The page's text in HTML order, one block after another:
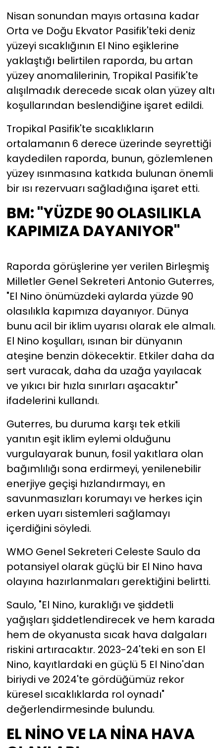
Nisan sonundan mayıs ortasına kadar
Orta ve Doğu Ekvator Pasifik'teki deniz
yüzeyi sıcaklığının El Nino eşiklerine
yaklaştığı belirtilen raporda, bu artan
yüzey anomalilerinin, Tropikal Pasifik'te
alışılmadık derecede sıcak olan yüzey altı
koşullarından beslendiğine işaret edildi.
Tropikal Pasifik'te sıcaklıkların
ortalamanın 6 derece üzerinde seyrettiği
kaydedilen raporda, bunun, gözlemlenen
yüzey ısınmasına katkıda bulunan önemli
bir ısı rezervuarı sağladığına işaret etti.
BM: "YÜZDE 90 OLASILIKLA
KAPIMIZA DAYANIYOR"
Raporda görüşlerine yer verilen Birleşmiş
Milletler Genel Sekreteri Antonio Guterres,
"El Nino önümüzdeki aylarda yüzde 90
olasılıkla kapımıza dayanıyor. Dünya
bunu acil bir iklim uyarısı olarak ele almalı.
El Nino koşulları, ısınan bir dünyanın
ateşine benzin dökecektir. Etkiler daha da
sert vuracak, daha da uzağa yayılacak
ve yıkıcı bir hızla sınırları aşacaktır"
ifadelerini kullandı.
Guterres, bu duruma karşı tek etkili
yanıtın eşit iklim eylemi olduğunu
vurgulayarak bunun, fosil yakıtlara olan
bağımlılığı sona erdirmeyi, yenilenebilir
enerjiye geçişi hızlandırmayı, en
savunmasızları korumayı ve herkes için
erken uyarı sistemleri sağlamayı
içerdiğini söyledi.
WMO Genel Sekreteri Celeste Saulo da
potansiyel olarak güçlü bir El Nino hava
olayına hazırlanmaları gerektiğini belirtti.
Saulo, "El Nino, kuraklığı ve şiddetli
yağışları şiddetlendirecek ve hem karada
hem de okyanusta sıcak hava dalgaları
riskini artıracaktır. 2023-24'teki en son El
Nino, kayıtlardaki en güçlü 5 El Nino'dan
biriydi ve 2024'te gördüğümüz rekor
küresel sıcaklıklarda rol oynadı"
değerlendirmesinde bulundu.
EL NİNO VE LA NİNA HAVA